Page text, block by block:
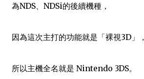
為NDS、NDSi的後續機種，
因為這次主打的功能就是「裸視3D」，
所以主機全名就是 Nintendo 3DS。